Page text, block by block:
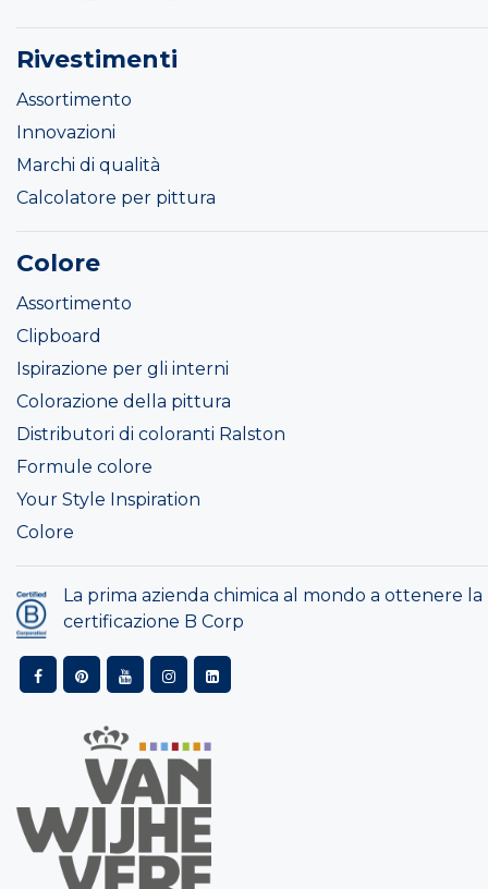
Rivestimenti
Assortimento
Innovazioni
Marchi di qualità
Calcolatore per pittura
Colore
Assortimento
Clipboard
Ispirazione per gli interni
Colorazione della pittura
Distributori di coloranti Ralston
Formule colore
Your Style Inspiration
Colore
La prima azienda chimica al mondo a ottenere la
certificazione B Corp